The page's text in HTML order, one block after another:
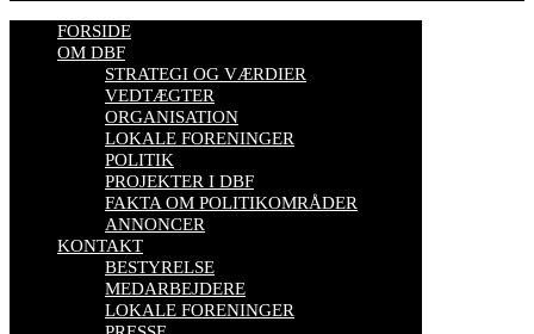
FORSIDE
OM DBF
STRATEGI OG VÆRDIER
VEDTÆGTER
ORGANISATION
LOKALE FORENINGER
POLITIK
PROJEKTER I DBF
FAKTA OM POLITIKOMRÅDER
ANNONCER
KONTAKT
BESTYRELSE
MEDARBEJDERE
LOKALE FORENINGER